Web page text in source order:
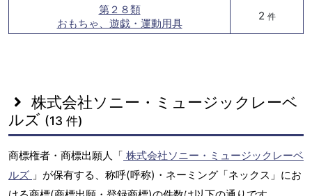
第２８類
おもちゃ、遊戯・運動用具
2 件
株式会社ソニー・ミュージックレーベ
ルズ (13 件)
商標権者・商標出願人「 株式会社ソニー・ミュージックレーベ
ルズ 」が保有する、称呼(呼称)・ネーミング「ネックス」にお